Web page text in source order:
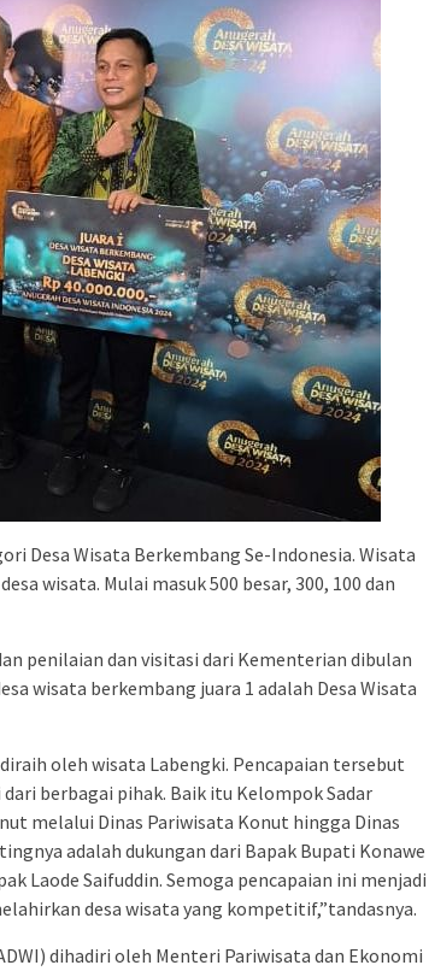
Desa Wisata Berkembang Se-Indonesia. Wisata
wisata. Mulai masuk 500 besar, 300, 100 dan
penilaian dan visitasi dari Kementerian dibulan
wisata berkembang juara 1 adalah Desa Wisata
oleh wisata Labengki. Pencapaian tersebut
berbagai pihak. Baik itu Kelompok Sadar
melalui Dinas Pariwisata Konut hingga Dinas
adalah dukungan dari Bapak Bupati Konawe
Laode Saifuddin. Semoga pencapaian ini menjadi
desa wisata yang kompetitif,”tandasnya.
dihadiri oleh Menteri Pariwisata dan Ekonomi